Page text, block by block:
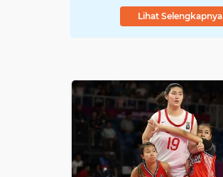
Pemasaran Komoditas
Petani dan Produk
Lihat Selengkapnya